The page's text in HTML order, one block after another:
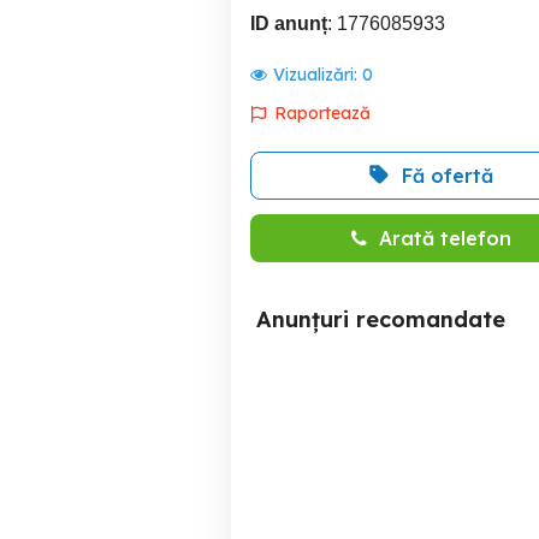
ID anunț: 1776085933
Vizualizări: 0
Raportează
Fă ofertă
Arată telefon
Anunțuri recomandate